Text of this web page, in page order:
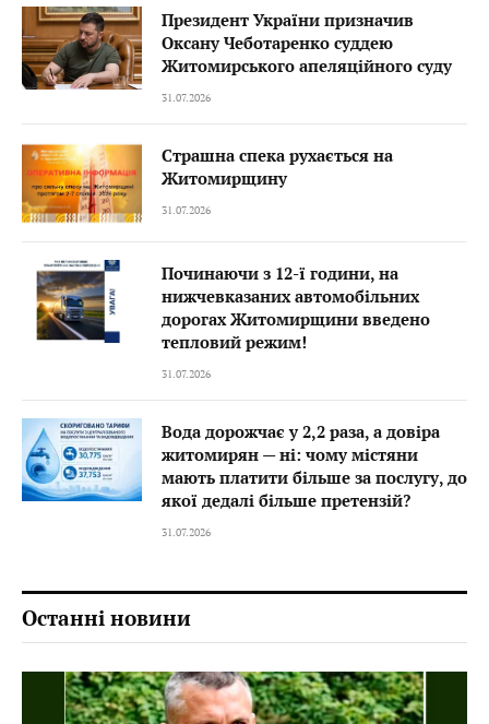
Президент України призначив
Оксану Чеботаренко суддею
Житомирського апеляційного суду
31.07.2026
Страшна спека рухається на
Житомирщину
31.07.2026
Починаючи з 12-ї години, на
нижчевказаних автомобільних
дорогах Житомирщини введено
тепловий режим!
31.07.2026
Вода дорожчає у 2,2 раза, а довіра
житомирян — ні: чому містяни
мають платити більше за послугу, до
якої дедалі більше претензій?
31.07.2026
Останні новини